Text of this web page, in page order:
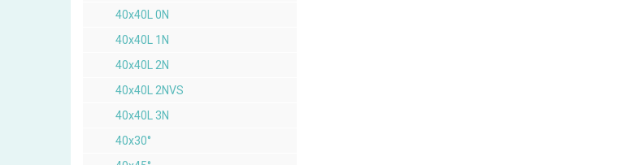
40x40L 0N
40x40L 1N
40x40L 2N
40x40L 2NVS
40x40L 3N
40x30°